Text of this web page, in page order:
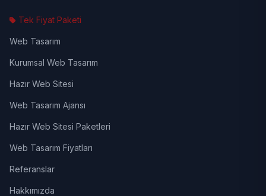
Tek Fiyat Paketi
Web Tasarım
Kurumsal Web Tasarım
Hazır Web Sitesi
Web Tasarım Ajansı
Hazır Web Sitesi Paketleri
Web Tasarım Fiyatları
Referanslar
Hakkımızda